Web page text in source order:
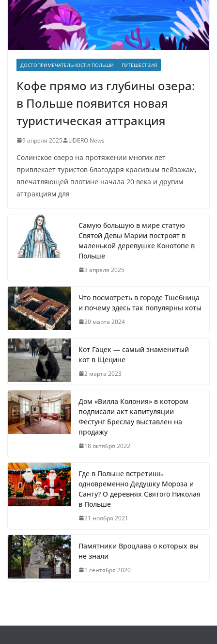
ДОСТОПРИМЕЧАТЕЛЬНОСТИ ПОЛЬШИ ПУТЕШЕСТВИЯ
Кофе прямо из глубины озера:
в Польше появится новая
туристическая аттракция
9 апреля 2025 LIDERO News
Солинское озеро на протяжении многих лет
привлекает туристов благодаря красивым пейзажам,
впечатляющей плотине начала 20 века и другим
аттракциям для
Самую большую в мире статую
Святой Девы Марии построят в
маленькой деревушке Конотопе в
Польше
3 апреля 2025
Что посмотреть в городе Тшебница
и почему здесь так популярны коты
20 марта 2024
Кот Гацек — самый знаменитый
кот в Щецине
2 марта 2023
Дом «Вилла Колония» в котором
подписали акт капитуляции
Фестунг Бреслау выставлен на
продажу
18 октября 2022
Где в Польше встретишь
одновременно Дедушку Мороза и
Санту? О деревнях Святого Николая
в Польше
21 ноября 2021
Памятники Вроцлава о которых вы
не знали
1 сентября 2020